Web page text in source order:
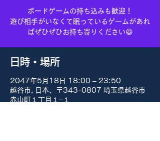
ボードゲームの持ち込みも歓迎！
遊び相手がいなくて眠っているゲームがあれ
ばぜひぜひお持ち寄りください😆
日時・場所
2047年5月18日 18:00 – 23:50
越谷市, 日本、〒343-0807 埼玉県越谷市
赤山町１丁目１−１